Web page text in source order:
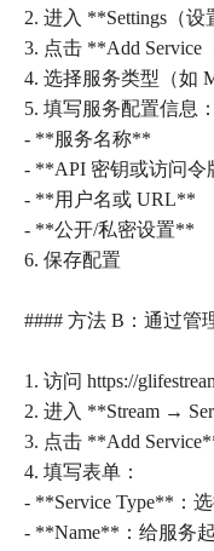
2. 进入 **Settings（
3. 点击 **Add Service
4. 选择服务类型（如
5. 填写服务配置信息：
- **服务名称**
- **API 密钥或访问令
- **用户名或 URL**
- **公开/私密设置**
6. 保存配置
#### 方法 B：通过管
1. 访问 https://
2. 进入 **Stream →
3. 点击 **Add
4. 填写表单：
- **Service Type**：
- **Name**：给服务